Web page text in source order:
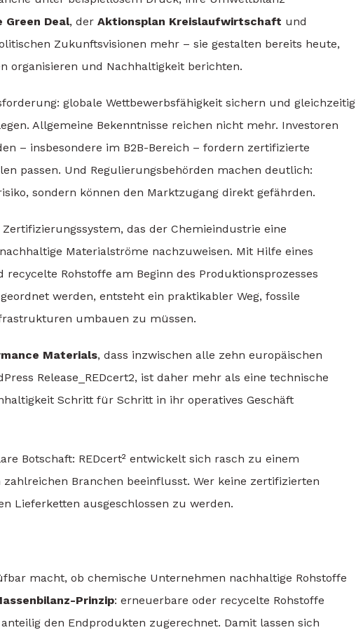
Green Deal, der Aktionsplan Kreislaufwirtschaft und
Zukunftsvisionen mehr – sie gestalten bereits heute,
organisieren und Nachhaltigkeit berichten.
globale Wettbewerbsfähigkeit sichern und gleichzeitig
Allgemeine Bekenntnisse reichen nicht mehr. Investoren
– insbesondere im B2B-Bereich – fordern zertifizierte
passen. Und Regulierungsbehörden machen deutlich:
sondern können den Marktzugang direkt gefährden.
Zertifizierungssystem, das der Chemieindustrie eine
Materialströme nachzuweisen. Mit Hilfe eines
Rohstoffe am Beginn des Produktionsprozesses
werden, entsteht ein praktikabler Weg, fossile
umbauen zu müssen.
Materials, dass inzwischen alle zehn europäischen
Release_REDcert2, ist daher mehr als eine technische
Schritt für Schritt in ihr operatives Geschäft
Botschaft: REDcert² entwickelt sich rasch zu einem
Branchen beeinflusst. Wer keine zertifizierten
Lieferketten ausgeschlossen zu werden.
macht, ob chemische Unternehmen nachhaltige Rohstoffe
Prinzip: erneuerbare oder recycelte Rohstoffe
den Endprodukten zugerechnet. Damit lassen sich